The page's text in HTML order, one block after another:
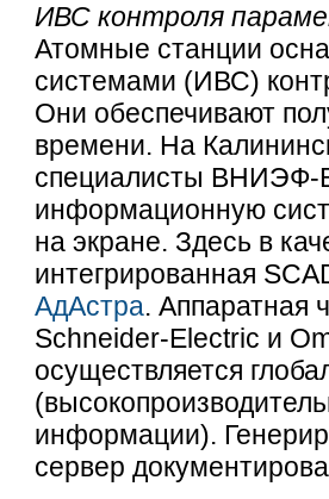
ИВС контроля
Атомные станции
системами (ИВС)
Они обеспечивают
времени. На
специалисты ВНИЭФ-
информационную
на экране. Здесь в
интегрированная
АдАстра. Аппаратная
Schneider-Electric и
осуществляется
информации).
сервер